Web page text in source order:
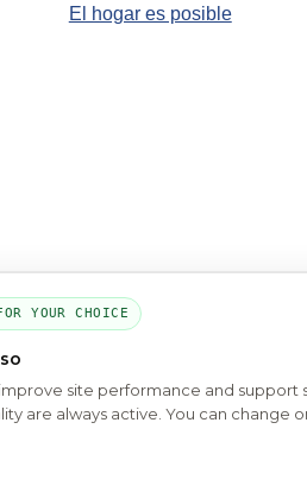
El hogar es posible
Conócenos Contáctenos
YOUR CHOICE
site performance and
are always active. You can change